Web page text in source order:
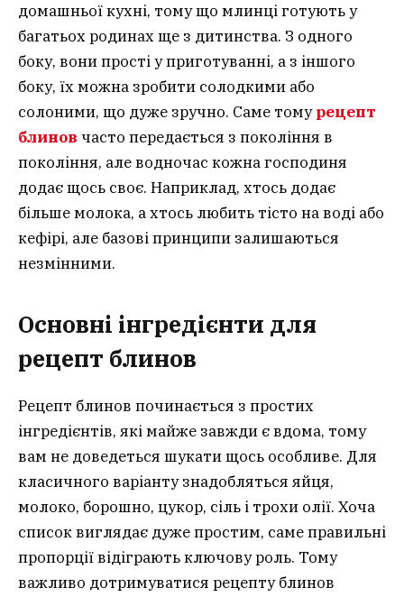
домашньої кухні, тому що млинці готують у
багатьох родинах ще з дитинства. З одного
боку, вони прості у приготуванні, а з іншого
боку, їх можна зробити солодкими або
солоними, що дуже зручно. Саме томурецепт
блинов часто передається з покоління в
покоління, але водночас кожна господиня
додає щось своє. Наприклад, хтось додає
більше молока, а хтось любить тісто на воді або
кефірі, але базові принципи залишаються
незмінними.
Основні інгредієнти для
рецепт блинов
Рецепт блинов починається з простих
інгредієнтів, які майже завжди є вдома, тому
вам не доведеться шукати щось особливе. Для
класичного варіанту знадобляться яйця,
молоко, борошно, цукор, сіль і трохи олії. Хоча
список виглядає дуже простим, саме правильні
пропорції відіграють ключову роль. Тому
важливо дотримуватися рецепту блинов